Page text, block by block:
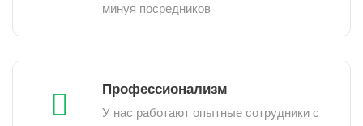
минуя посредников
Профессионализм
У нас работают опытные сотрудники с